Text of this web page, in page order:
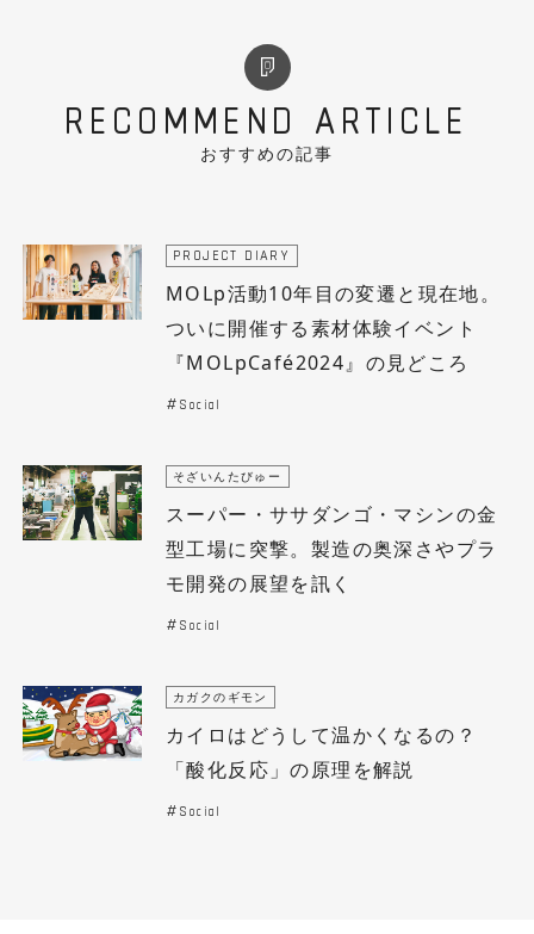
RECOMMEND ARTICLE
おすすめの記事
PROJECT DIARY
MOLp活動10年目の変遷と現在地。
ついに開催する素材体験イベント
『MOLpCafé2024』の見どころ
Social
そざいんたびゅー
スーパー・ササダンゴ・マシンの金
型工場に突撃。製造の奥深さやプラ
モ開発の展望を訊く
Social
カガクのギモン
カイロはどうして温かくなるの？
「酸化反応」の原理を解説
Social